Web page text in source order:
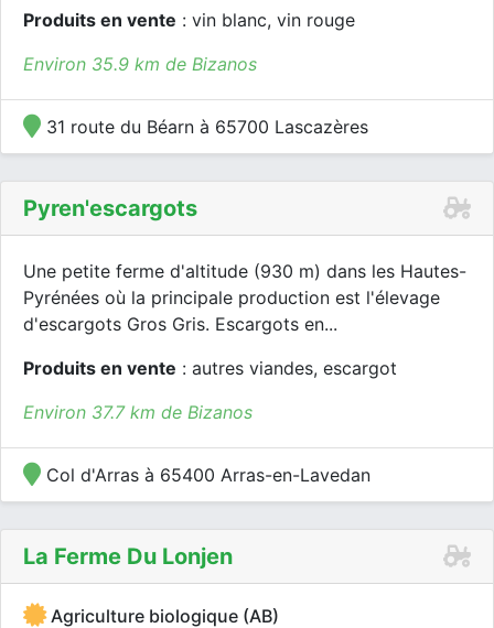
Produits en vente : vin blanc, vin rouge
Environ 35.9 km de Bizanos
31 route du Béarn à 65700 Lascazères
Pyren'escargots
Une petite ferme d'altitude (930 m) dans les Hautes-
Pyrénées où la principale production est l'élevage
d'escargots Gros Gris. Escargots en...
Produits en vente : autres viandes, escargot
Environ 37.7 km de Bizanos
Col d'Arras à 65400 Arras-en-Lavedan
La Ferme Du Lonjen
Agriculture biologique (AB)